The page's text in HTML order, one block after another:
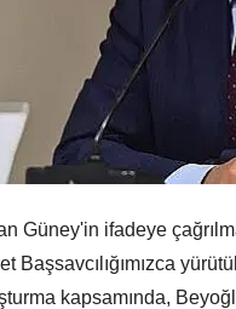
Güney'in ifadeye
Başsavcılığımızca
kapsamında,